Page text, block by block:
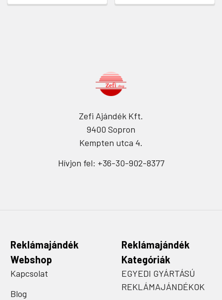
Zefi Ajándék Kft.
9400 Sopron
Kempten utca 4.
Hívjon fel: +36-30-902-8377
Reklámajándék
Webshop
Kapcsolat
Blog
Reklámajándék
Kategóriák
EGYEDI GYÁRTÁSÚ
REKLÁMAJÁNDÉKOK